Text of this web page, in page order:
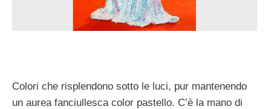
Colori che risplendono sotto le luci, pur mantenendo
un aurea fanciullesca color pastello. C’è la mano di